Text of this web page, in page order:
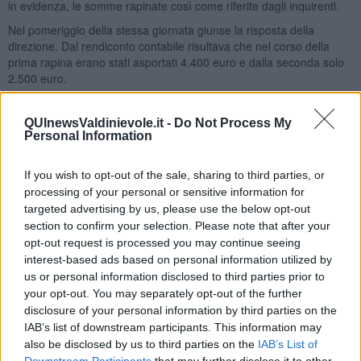
QUInewsValdinievole.it - Do Not Process My
Personal Information
If you wish to opt-out of the sale, sharing to third parties, or
processing of your personal or sensitive information for
targeted advertising by us, please use the below opt-out
section to confirm your selection. Please note that after your
opt-out request is processed you may continue seeing
interest-based ads based on personal information utilized by
us or personal information disclosed to third parties prior to
your opt-out. You may separately opt-out of the further
disclosure of your personal information by third parties on the
IAB’s list of downstream participants. This information may
also be disclosed by us to third parties on the IAB’s List of
in evidenza, le somme rapinate così come riferite dagli inquirenti.
Nel pomeriggio della stessa giornata giunse la risposta della
direzione. Dal rendiconto contabile risultava che nel corso della
prima rapina erano stati asportati 4.400 euro e dalla seconda solo
2.500 euro.
casco calzato il rapinatore faceva irruzione nell’ufficio pubblico
trovando all’interno la direttrice intenta a consumare la colazione di
veterano dei “colpi” agli uffici postali, mostrando sicurezza e
sangue freddo, mentre si faceva consegnare i soldi afferrò il panino
dandogli dei famelici morsi e sorseggiò il caffè. Arraffò poi il denaro
e intimando di non chiamare i Carabinieri, si allontanò
precipitosamente. La direttrice non aveva avuto ancora il tempo di
riprendersi dallo spavento quando se lo vide rispuntare davanti,
entrò nuovamente nell’ufficio dicendole: “Grazie del panino e del
caffè e scusa tanto”.
La direttrice nel raccontare le fasi della rapina ci tenne a
sottolineare più volte che il rapinatore era sicuramente un ragazzo
educato, dato che era ritornato indietro per ringraziare del panino e